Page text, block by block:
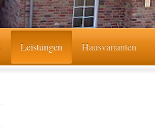
Leistungen Hausvarianten